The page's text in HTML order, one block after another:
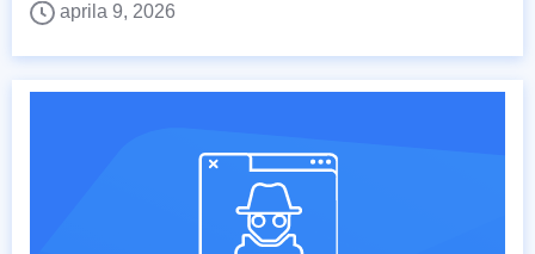
aprila 9, 2026